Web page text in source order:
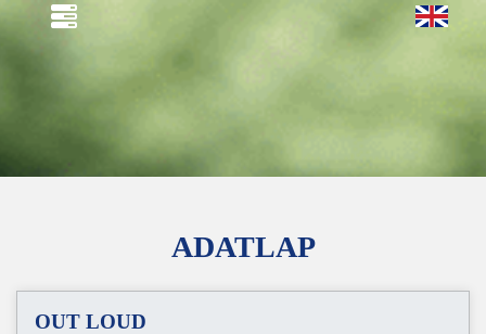
ADATLAP
OUT LOUD